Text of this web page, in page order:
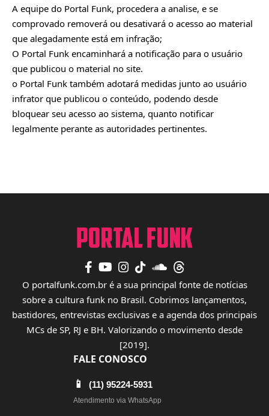
A equipe do Portal Funk, procedera a analise, e se
comprovado removerá ou desativará o acesso ao material
que alegadamente está em infração;
O Portal Funk encaminhará a notificação para o usuário
que publicou o material no site.
o Portal Funk também adotará medidas junto ao usuário
infrator que publicou o conteúdo, podendo desde
bloquear seu acesso ao sistema, quanto notificar
legalmente perante as autoridades pertinentes.
O portalfunk.com.br é a sua principal fonte de notícias
sobre a cultura funk no Brasil. Cobrimos lançamentos,
bastidores, entrevistas exclusivas e a agenda dos principais
MCs de SP, RJ e BH. Valorizando o movimento desde
[2019].
FALE CONOSCO
📱 (11) 95224-5931
Atendimento via WhatsApp